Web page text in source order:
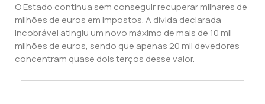
O Estado continua sem conseguir recuperar milhares de
milhões de euros em impostos. A dívida declarada
incobrável atingiu um novo máximo de mais de 10 mil
milhões de euros, sendo que apenas 20 mil devedores
concentram quase dois terços desse valor.